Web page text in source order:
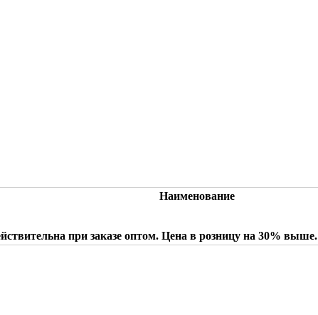
Наименование
при заказе оптом. Цена в розницу на 30% выше.